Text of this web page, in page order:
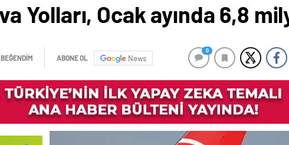
Yolları, Ocak ayında 6,8
BEĞENDİM ABONE OL News
0